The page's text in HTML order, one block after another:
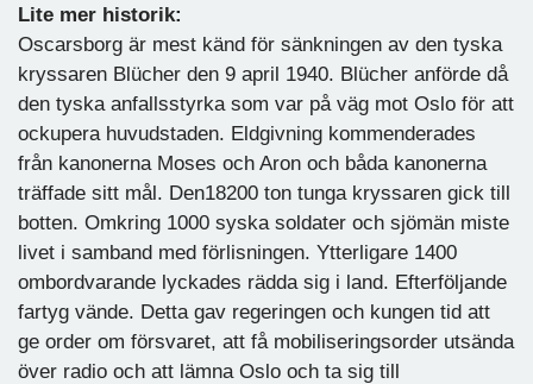
Lite mer historik:
Oscarsborg är mest känd för sänkningen av den tyska
kryssaren Blücher den 9 april 1940. Blücher anförde då
den tyska anfallsstyrka som var på väg mot Oslo för att
ockupera huvudstaden. Eldgivning kommenderades
från kanonerna Moses och Aron och båda kanonerna
träffade sitt mål. Den18200 ton tunga kryssaren gick till
botten. Omkring 1000 syska soldater och sjömän miste
livet i samband med förlisningen. Ytterligare 1400
ombordvarande lyckades rädda sig i land. Efterföljande
fartyg vände. Detta gav regeringen och kungen tid att
ge order om försvaret, att få mobiliseringsorder utsända
över radio och att lämna Oslo och ta sig till